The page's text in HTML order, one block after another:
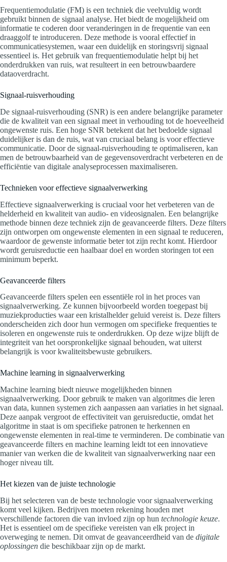
Frequentiemodulatie (FM) is een techniek die veelvuldig wordt
gebruikt binnen de signaal analyse. Het biedt de mogelijkheid om
informatie te coderen door veranderingen in de frequentie van een
draaggolf te introduceren. Deze methode is vooral effectief in
communicatiesystemen, waar een duidelijk en storingsvrij signaal
essentieel is. Het gebruik van frequentiemodulatie helpt bij het
onderdrukken van ruis, wat resulteert in een betrouwbaardere
dataoverdracht.
Signaal-ruisverhouding
De signaal-ruisverhouding (SNR) is een andere belangrijke parameter
die de kwaliteit van een signaal meet in verhouding tot de hoeveelheid
ongewenste ruis. Een hoge SNR betekent dat het bedoelde signaal
duidelijker is dan de ruis, wat van cruciaal belang is voor effectieve
communicatie. Door de signaal-ruisverhouding te optimaliseren, kan
men de betrouwbaarheid van de gegevensoverdracht verbeteren en de
efficiëntie van digitale analyseprocessen maximaliseren.
Technieken voor effectieve signaalverwerking
Effectieve signaalverwerking is cruciaal voor het verbeteren van de
helderheid en kwaliteit van audio- en videosignalen. Een belangrijke
methode binnen deze techniek zijn de geavanceerde filters. Deze filters
zijn ontworpen om ongewenste elementen in een signaal te reduceren,
waardoor de gewenste informatie beter tot zijn recht komt. Hierdoor
wordt geruisreductie een haalbaar doel en worden storingen tot een
minimum beperkt.
Geavanceerde filters
Geavanceerde filters spelen een essentiële rol in het proces van
signaalverwerking. Ze kunnen bijvoorbeeld worden toegepast bij
muziekproducties waar een kristalhelder geluid vereist is. Deze filters
onderscheiden zich door hun vermogen om specifieke frequenties te
isoleren en ongewenste ruis te onderdrukken. Op deze wijze blijft de
integriteit van het oorspronkelijke signaal behouden, wat uiterst
belangrijk is voor kwaliteitsbewuste gebruikers.
Machine learning in signaalverwerking
Machine learning biedt nieuwe mogelijkheden binnen
signaalverwerking. Door gebruik te maken van algoritmes die leren
van data, kunnen systemen zich aanpassen aan variaties in het signaal.
Deze aanpak vergroot de effectiviteit van geruisreductie, omdat het
algoritme in staat is om specifieke patronen te herkennen en
ongewenste elementen in real-time te verminderen. De combinatie van
geavanceerde filters en machine learning leidt tot een innovatieve
manier van werken die de kwaliteit van signaalverwerking naar een
hoger niveau tilt.
Het kiezen van de juiste technologie
Bij het selecteren van de beste technologie voor signaalverwerking
komt veel kijken. Bedrijven moeten rekening houden met
verschillende factoren die van invloed zijn op hun technologie keuze.
Het is essentieel om de specifieke vereisten van elk project in
overweging te nemen. Dit omvat de geavanceerdheid van de digitale
oplossingen die beschikbaar zijn op de markt.